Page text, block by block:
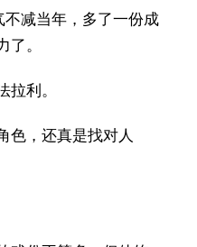
减当年，多了一份成
了。
拉利。
色，还真是找对人